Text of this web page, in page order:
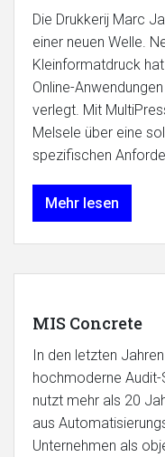
Die Drukkerij Marc
einer neuen Welle.
Kleinformatdruck
Online-
verlegt. Mit
Melsele über eine
spezifischen
Mehr lesen
MIS Concrete
In den letzten
hochmoderne
nutzt mehr als 20
aus
Unternehmen als